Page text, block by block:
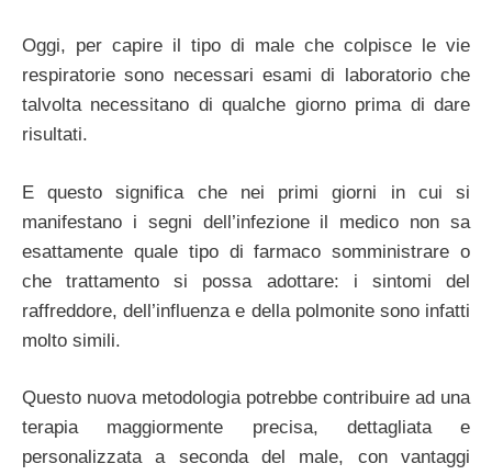
Oggi, per capire il tipo di male che colpisce le vie
respiratorie sono necessari esami di laboratorio che
talvolta necessitano di qualche giorno prima di dare
risultati.
E questo significa che nei primi giorni in cui si
manifestano i segni dell’infezione il medico non sa
esattamente quale tipo di farmaco somministrare o
che trattamento si possa adottare: i sintomi del
raffreddore, dell’influenza e della polmonite sono infatti
molto simili.
Questo nuova metodologia potrebbe contribuire ad una
terapia maggiormente precisa, dettagliata e
personalizzata a seconda del male, con vantaggi